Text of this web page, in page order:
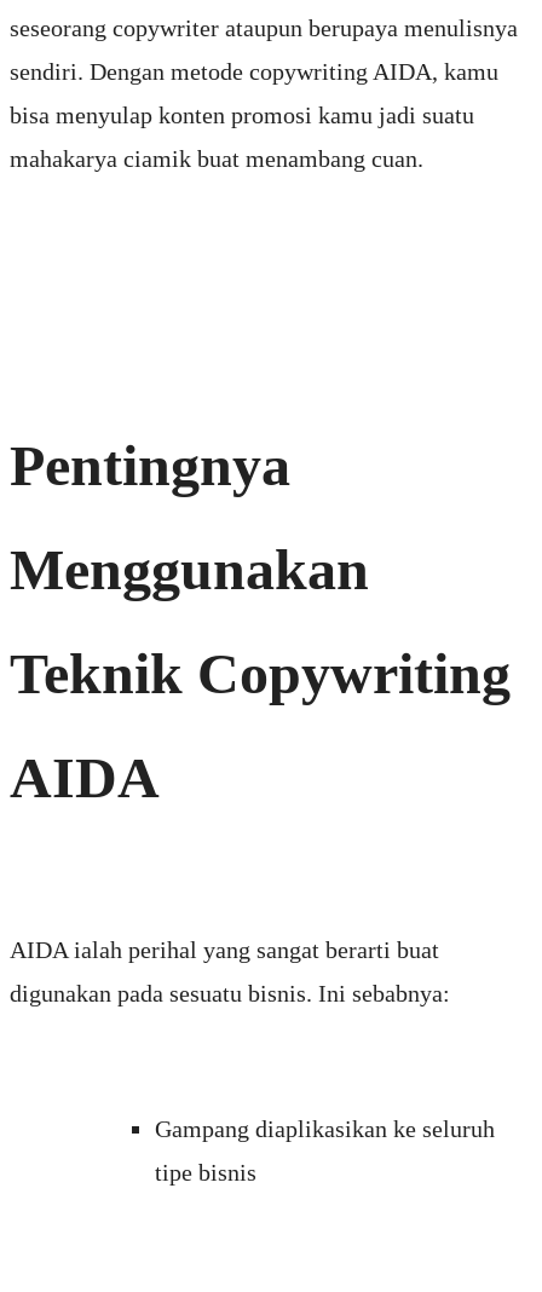
seseorang copywriter ataupun berupaya menulisnya
sendiri. Dengan metode copywriting AIDA, kamu
bisa menyulap konten promosi kamu jadi suatu
mahakarya ciamik buat menambang cuan.
Pentingnya
Menggunakan
Teknik Copywriting
AIDA
AIDA ialah perihal yang sangat berarti buat
digunakan pada sesuatu bisnis. Ini sebabnya:
Gampang diaplikasikan ke seluruh
tipe bisnis